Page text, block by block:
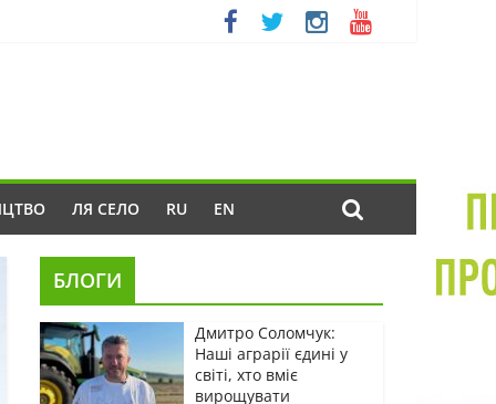
ЛЯ СЕЛО RU EN
БЛОГИ
Дмитро Соломчук:
Наші аграрії єдині у
світі, хто вміє
вирощувати